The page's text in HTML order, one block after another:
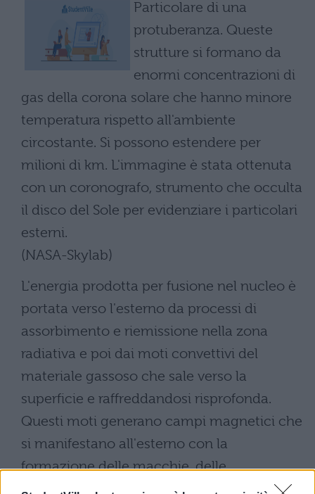
Particolare di una
protuberanza. Queste
strutture si formano da
enormi concentrazioni di
gas della corona solare che hanno minore
temperatura rispetto all'ambiente
circostante. Si possono estendere per
milioni di km. L'immagine è stata ottenuta
con un coronografo, strumento che occulta
il disco del Sole per evidenziare i particolari
esterni.
(NASA-Skylab)
L'energia prodotta per fusione nel nucleo è
portata verso l'esterno da processi di
assorbimento e riemissione nella zona
radiativa e poi dai moti convettivi del
materiale gassoso che sale verso la
superficie e raffreddandosi risprofonda.
Questi moti generano campi magnetici che
si manifestano all'esterno con la
formazione delle macchie, delle
protuberanze, e di altre forme di attività.